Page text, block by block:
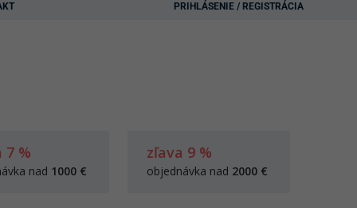
PRIHLÁSENIE / REGISTRÁCIA
7 %
nad 1000 €
zľava 9 %
objednávka nad 2000 €